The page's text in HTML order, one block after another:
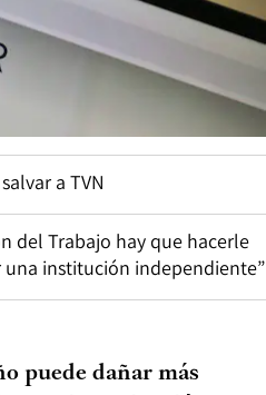
a TVN
del Trabajo hay que hacerle
una institución independiente”
puede dañar más